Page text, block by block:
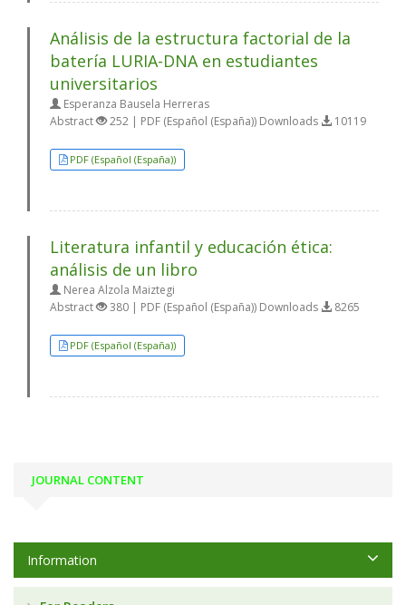
Análisis de la estructura factorial de la
batería LURIA-DNA en estudiantes
universitarios
Esperanza Bausela Herreras
Abstract
252 | PDF (Español (España)) Downloads 10119
PDF (Español (España))
Literatura infantil y educación ética:
análisis de un libro
Nerea Alzola Maiztegi
Abstract
380 | PDF (Español (España)) Downloads 8265
PDF (Español (España))
JOURNAL CONTENT
Information